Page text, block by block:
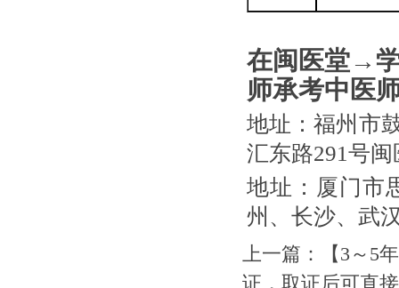
在闽医堂→
师承考中医
地址：福州市
汇东路291号闽
地址：厦门市
州、长沙、武
上一篇：
【3～5
证，取证后可直